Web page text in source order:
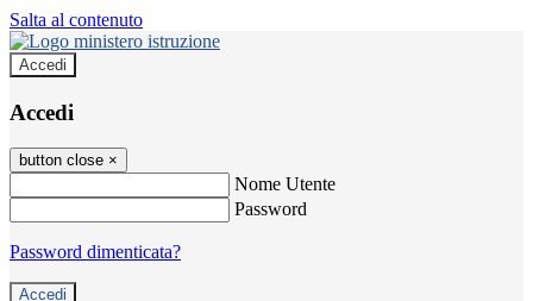
Salta al contenuto
Accedi
Accedi
button close ×
Nome Utente
Password
Password dimenticata?